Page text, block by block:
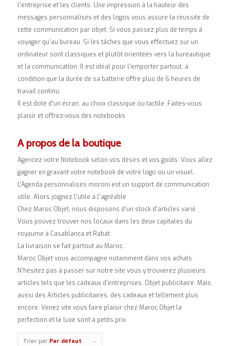
l’entreprise et les clients. Une impression à la hauteur des
messages personnalisés et des logos vous assure la réussite de
cette communication par objet. Si vous passez plus de temps à
voyager qu’au bureau. Si les tâches que vous effectuez sur un
ordinateur sont classiques et plutôt orientées vers la bureautique
et la communication. Il est idéal pour l’emporter partout, à
condition que la durée de sa batterie offre plus de 6 heures de
travail continu.
Il est doté d’un écran, au choix classique ou tactile. Faites-vous
plaisir et offrez-vous des notebooks
A propos de la boutique
Agencez votre Notebook selon vos désirs et vos goûts. Vous allez
gagner en gravant votre notebook de votre logo ou un visuel.
L’Agenda personnalisés moroni est un support de communication
utile. Alors joignez l’utile à l’agréable
Chez Maroc Objet, nous disposons d’un stock d’articles varié.
Vous pouvez trouver nos locaux dans les deux capitales du
royaume à Casablanca et Rabat.
La livraison se fait partout au Maroc.
Maroc Objet vous accompagne notamment dans vos achats.
N’hésitez pas à passer sur notre site vous y trouverez plusieurs
articles tels que les cadeaux d’entreprises, Objet publicitaire. Mais
aussi des Articles publicitaires, des cadeaux et tellement plus
encore. Venez vite vous faire plaisir chez Maroc Objet la
perfection et le luxe sont à petits prix.
Trier par Par défaut